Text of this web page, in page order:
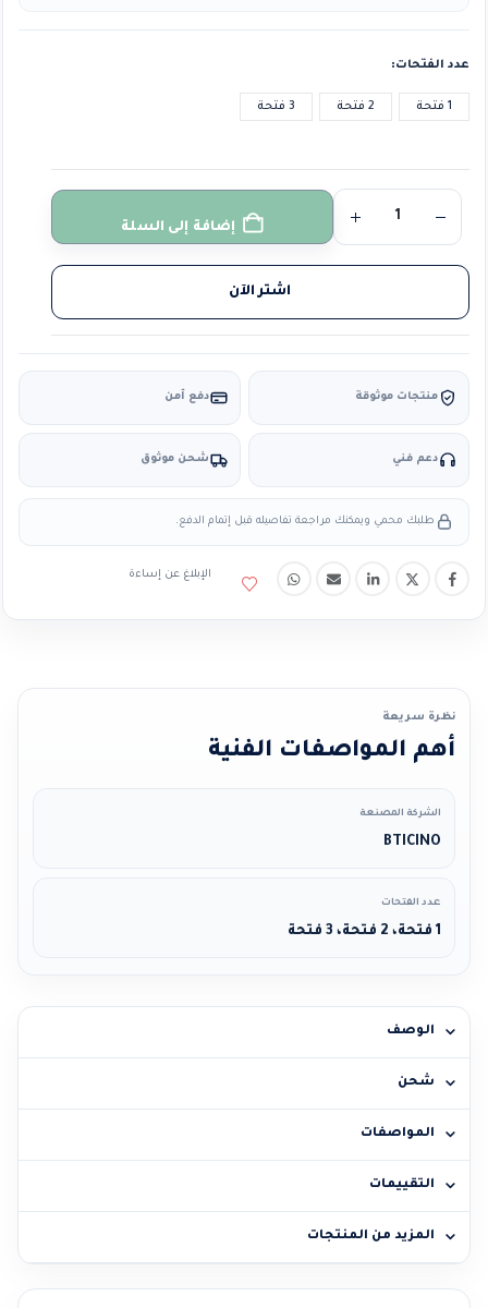
عدد الفتحات
1 فتحة 2 فتحة 3 فتحة
إضافة إلى السلة
اشتر الآن
منتجات موثوقة دفع آمن
دعم فني شحن موثوق
طلبك محمي ويمكنك مراجعة تفاصيله قبل إتمام الدفع.
الإبلاغ عن إساءة
نظرة سريعة
أهم المواصفات الفنية
الشركة المصنعة
BTICINO
عدد الفتحات
1 فتحة، 2 فتحة، 3 فتحة
الوصف
شحن
المواصفات
التقييمات
المزيد من المنتجات